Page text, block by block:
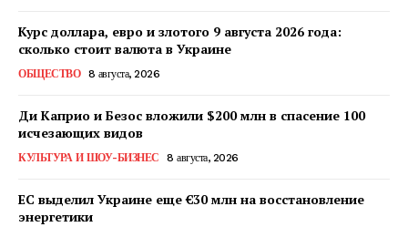
Курс доллара, евро и злотого 9 августа 2026 года:
сколько стоит валюта в Украине
ОБЩЕСТВО 8 августа, 2026
Ди Каприо и Безос вложили $200 млн в спасение 100
исчезающих видов
КУЛЬТУРА И ШОУ-БИЗНЕС 8 августа, 2026
ЕС выделил Украине еще €30 млн на восстановление
энергетики